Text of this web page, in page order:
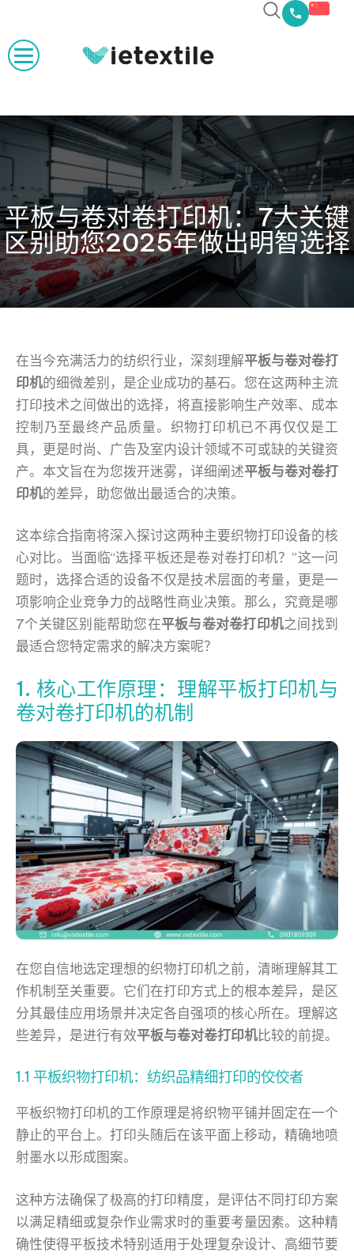
平板与卷对卷打印机：7大关键
区别助您2025年做出明智选择
在当今充满活力的纺织行业，深刻理解平板与卷对卷打
印机的细微差别，是企业成功的基石。您在这两种主流
打印技术之间做出的选择，将直接影响生产效率、成本
控制乃至最终产品质量。织物打印机已不再仅仅是工
具，更是时尚、广告及室内设计领域不可或缺的关键资
产。本文旨在为您拨开迷雾，详细阐述平板与卷对卷打
印机的差异，助您做出最适合的决策。
这本综合指南将深入探讨这两种主要织物打印设备的核
心对比。当面临“选择平板还是卷对卷打印机？”这一问
题时，选择合适的设备不仅是技术层面的考量，更是一
项影响企业竞争力的战略性商业决策。那么，究竟是哪
7个关键区别能帮助您在平板与卷对卷打印机之间找到
最适合您特定需求的解决方案呢？
1. 核心工作原理：理解平板打印机与
卷对卷打印机的机制
在您自信地选定理想的织物打印机之前，清晰理解其工
作机制至关重要。它们在打印方式上的根本差异，是区
分其最佳应用场景并决定各自强项的核心所在。理解这
些差异，是进行有效平板与卷对卷打印机比较的前提。
1.1 平板织物打印机：纺织品精细打印的佼佼者
平板织物打印机的工作原理是将织物平铺并固定在一个
静止的平台上。打印头随后在该平面上移动，精确地喷
射墨水以形成图案。
这种方法确保了极高的打印精度，是评估不同打印方案
以满足精细或复杂作业需求时的重要考量因素。这种精
确性使得平板技术特别适用于处理复杂设计、高细节要